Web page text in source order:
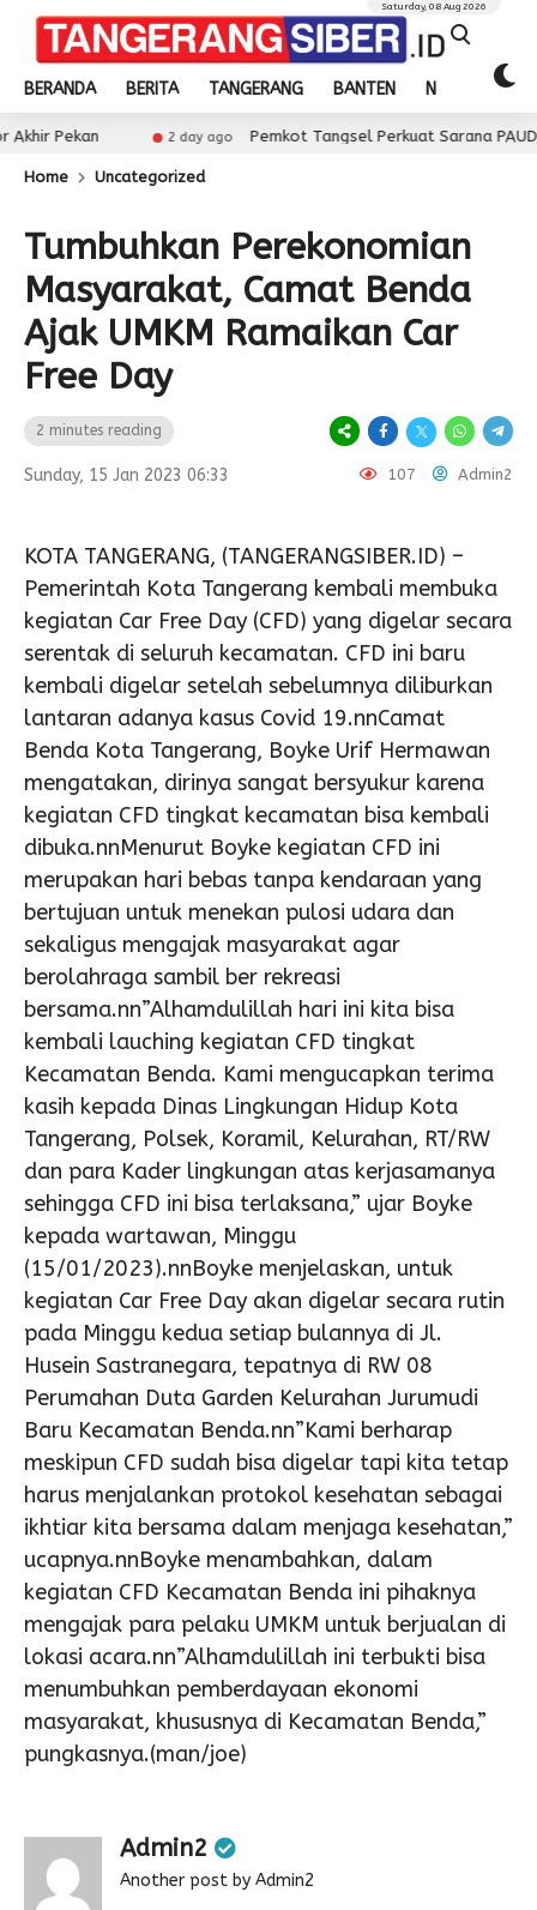
BERANDA BERITA TANGERANG BANTEN NASIONAL
Saturday, 08 Aug 2026
2 day ago Pemkot Tangsel Perkuat Sarana PAUD, Dorong
Home Uncategorized
Tumbuhkan Perekonomian
Masyarakat, Camat Benda
Ajak UMKM Ramaikan Car
Free Day
2 minutes reading
Sunday, 15 Jan 2023 06:33 107 Admin2
KOTA TANGERANG, (TANGERANGSIBER.ID) –
Pemerintah Kota Tangerang kembali membuka
kegiatan Car Free Day (CFD) yang digelar secara
serentak di seluruh kecamatan. CFD ini baru
kembali digelar setelah sebelumnya diliburkan
lantaran adanya kasus Covid 19.nnCamat
Benda Kota Tangerang, Boyke Urif Hermawan
mengatakan, dirinya sangat bersyukur karena
kegiatan CFD tingkat kecamatan bisa kembali
dibuka.nnMenurut Boyke kegiatan CFD ini
merupakan hari bebas tanpa kendaraan yang
bertujuan untuk menekan pulosi udara dan
sekaligus mengajak masyarakat agar
berolahraga sambil ber rekreasi
bersama.nn”Alhamdulillah hari ini kita bisa
kembali lauching kegiatan CFD tingkat
Kecamatan Benda. Kami mengucapkan terima
kasih kepada Dinas Lingkungan Hidup Kota
Tangerang, Polsek, Koramil, Kelurahan, RT/RW
dan para Kader lingkungan atas kerjasamanya
sehingga CFD ini bisa terlaksana,” ujar Boyke
kepada wartawan, Minggu
(15/01/2023).nnBoyke menjelaskan, untuk
kegiatan Car Free Day akan digelar secara rutin
pada Minggu kedua setiap bulannya di Jl.
Husein Sastranegara, tepatnya di RW 08
Perumahan Duta Garden Kelurahan Jurumudi
Baru Kecamatan Benda.nn”Kami berharap
meskipun CFD sudah bisa digelar tapi kita tetap
harus menjalankan protokol kesehatan sebagai
ikhtiar kita bersama dalam menjaga kesehatan,”
ucapnya.nnBoyke menambahkan, dalam
kegiatan CFD Kecamatan Benda ini pihaknya
mengajak para pelaku UMKM untuk berjualan di
lokasi acara.nn”Alhamdulillah ini terbukti bisa
menumbuhkan pemberdayaan ekonomi
masyarakat, khususnya di Kecamatan Benda,”
pungkasnya.(man/joe)
Admin2
Another post by Admin2